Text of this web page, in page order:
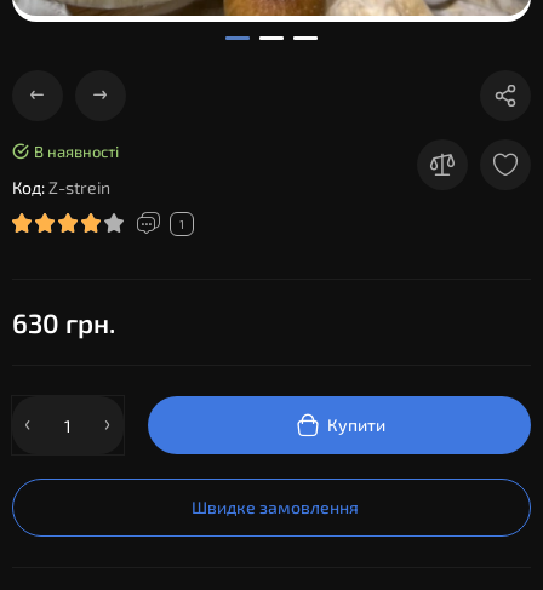
В наявності
Код:Z-strein
1
630 грн.
Купити
Швидке замовлення